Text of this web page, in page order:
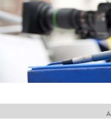
Home
9 sept: GenAI-training
12 nov: MarketingLive!
Adverteren
Events
Opleidingen
Vacatures